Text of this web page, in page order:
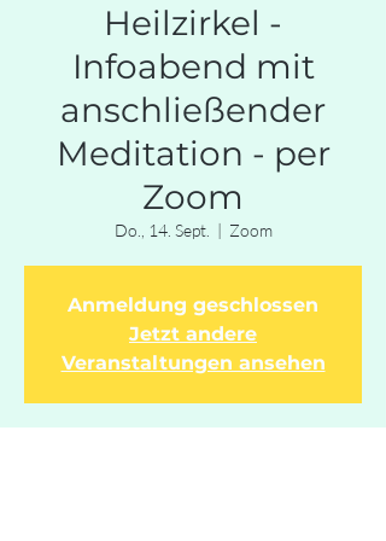
Heilzirkel -
Infoabend mit
anschließender
Meditation - per
Zoom
Do., 14. Sept.
  |
Zoom
Anmeldung geschlossen
Jetzt andere
Veranstaltungen ansehen